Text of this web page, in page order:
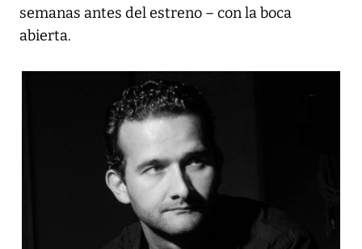
semanas antes del estreno – con la boca
abierta.